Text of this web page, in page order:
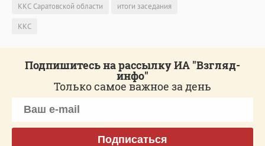
ККС Саратовской области
итоги заседания
ККС
Подпишитесь на рассылку ИА "Взгляд-
инфо"
Только самое важное за день
Подписаться